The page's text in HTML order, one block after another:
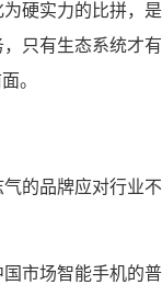
硬实力的比拼，
只有生态系统才
。
的品牌应对行业
市场智能手机的